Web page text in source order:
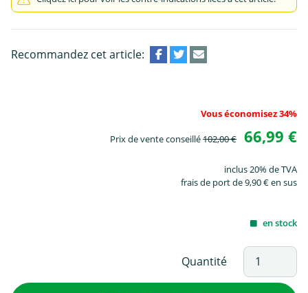
Recommandez cet article:
Vous économisez 34%
Prix de vente conseillé102,00 € 66,99 €
inclus 20% de TVA
frais de port de 9,90 € en sus
en stock
Quantité